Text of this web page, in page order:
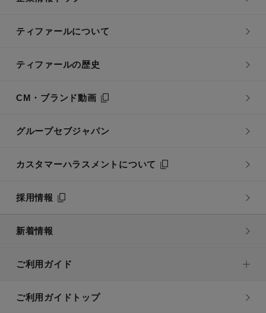
ティファールについて
ティファールの歴史
CM・ブランド動画
グループセブジャパン
カスタマーハラスメントについて
採用情報
新着情報
ご利用ガイド
ご利用ガイドトップ